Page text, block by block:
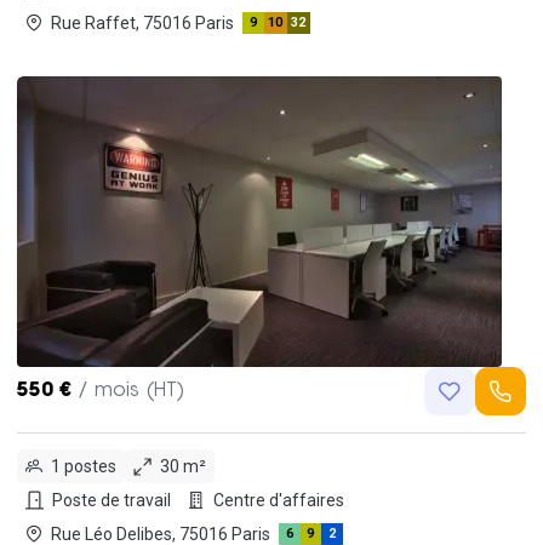
Rue Raffet, 75016 Paris
9 10 32
550 € / mois (HT)
1 postes
30 m²
Poste de travail
Centre d'affaires
Rue Léo Delibes, 75016 Paris
6 9 2